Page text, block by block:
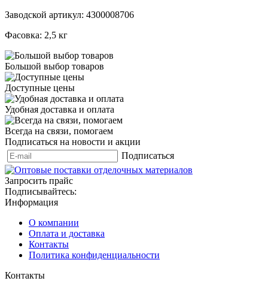
Заводской артикул: 4300008706
Фасовка: 2,5 кг
Большой выбор товаров
Доступные цены
Удобная доставка и оплата
Всегда на связи, помогаем
Подписаться на новости и акции
Подписаться
Запросить прайс
Подписывайтесь:
Информация
О компании
Оплата и доставка
Контакты
Политика конфиденциальности
Контакты